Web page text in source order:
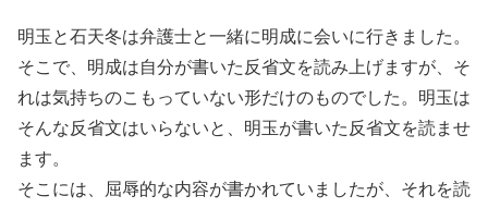
明玉と石天冬は弁護士と一緒に明成に会いに行きました。
そこで、明成は自分が書いた反省文を読み上げますが、そ
れは気持ちのこもっていない形だけのものでした。明玉は
そんな反省文はいらないと、明玉が書いた反省文を読ませ
ます。
そこには、屈辱的な内容が書かれていましたが、それを読